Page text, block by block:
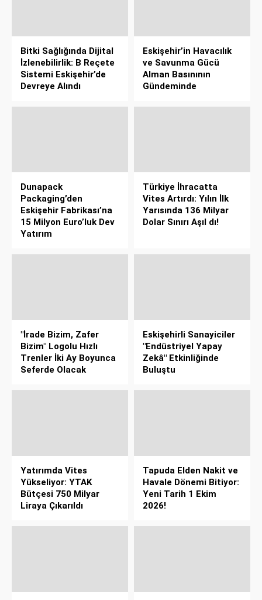
Bitki Sağlığında Dijital
İzlenebilirlik: B Reçete
Sistemi Eskişehir’de
Devreye Alındı
Eskişehir’in Havacılık
ve Savunma Gücü
Alman Basınının
Gündeminde
Dunapack
Packaging’den
Eskişehir Fabrikası’na
15 Milyon Euro’luk Dev
Yatırım
Türkiye İhracatta
Vites Artırdı: Yılın İlk
Yarısında 136 Milyar
Dolar Sınırı Aşıl dı!
"İrade Bizim, Zafer
Bizim" Logolu Hızlı
Trenler İki Ay Boyunca
Seferde Olacak
Eskişehirli Sanayiciler
"Endüstriyel Yapay
Zekâ" Etkinliğinde
Buluştu
Yatırımda Vites
Yükseliyor: YTAK
Bütçesi 750 Milyar
Liraya Çıkarıldı
Tapuda Elden Nakit ve
Havale Dönemi Bitiyor:
Yeni Tarih 1 Ekim
2026!